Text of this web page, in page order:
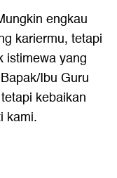
engkau
kariermu, tetapi
istimewa yang
Ibu Guru
kebaikan
kami.